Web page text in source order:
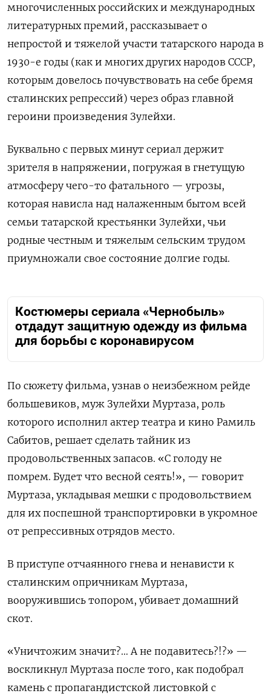
многочисленных российских и международных
литературных премий, рассказывает о
непростой и тяжелой участи татарского народа в
1930-е годы (как и многих других народов СССР,
которым довелось почувствовать на себе бремя
сталинских репрессий) через образ главной
героини произведения Зулейхи.
Буквально с первых минут сериал держит
зрителя в напряжении, погружая в гнетущую
атмосферу чего-то фатального — угрозы,
которая нависла над налаженным бытом всей
семьи татарской крестьянки Зулейхи, чьи
родные честным и тяжелым сельским трудом
приумножали свое состояние долгие годы.
Костюмеры сериала «Чернобыль»
отдадут защитную одежду из фильма
для борьбы с коронавирусом
По сюжету фильма, узнав о неизбежном рейде
большевиков, муж Зулейхи Муртаза, роль
которого исполнил актер театра и кино Рамиль
Сабитов, решает сделать тайник из
продовольственных запасов. «С голоду не
помрем. Будет что весной сеять!», — говорит
Муртаза, укладывая мешки с продовольствием
для их поспешной транспортировки в укромное
от репрессивных отрядов место.
В приступе отчаянного гнева и ненависти к
сталинским опричникам Муртаза,
вооружившись топором, убивает домашний
скот.
«Уничтожим значит?… А не подавитесь?!?» —
воскликнул Муртаза после того, как подобрал
камень с пропагандистской листовкой с